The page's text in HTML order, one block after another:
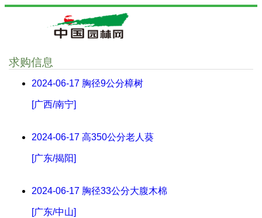
求购信息
2024-06-17 胸径9公分樟树
[广西/南宁]
2024-06-17 高350公分老人葵
[广东/揭阳]
2024-06-17 胸径33公分大腹木棉
[广东/中山]